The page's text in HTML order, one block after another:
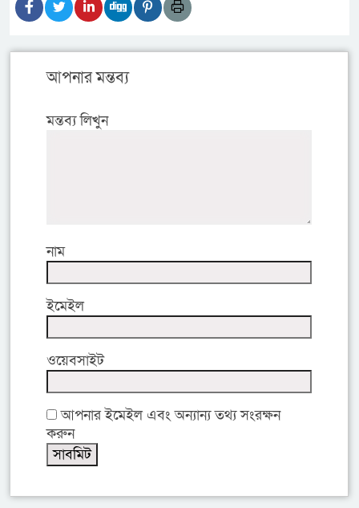
আপনার মন্তব্য
মন্তব্য লিখুন
নাম
ইমেইল
ওয়েবসাইট
আপনার ইমেইল এবং অন্যান্য তথ্য সংরক্ষন
করুন